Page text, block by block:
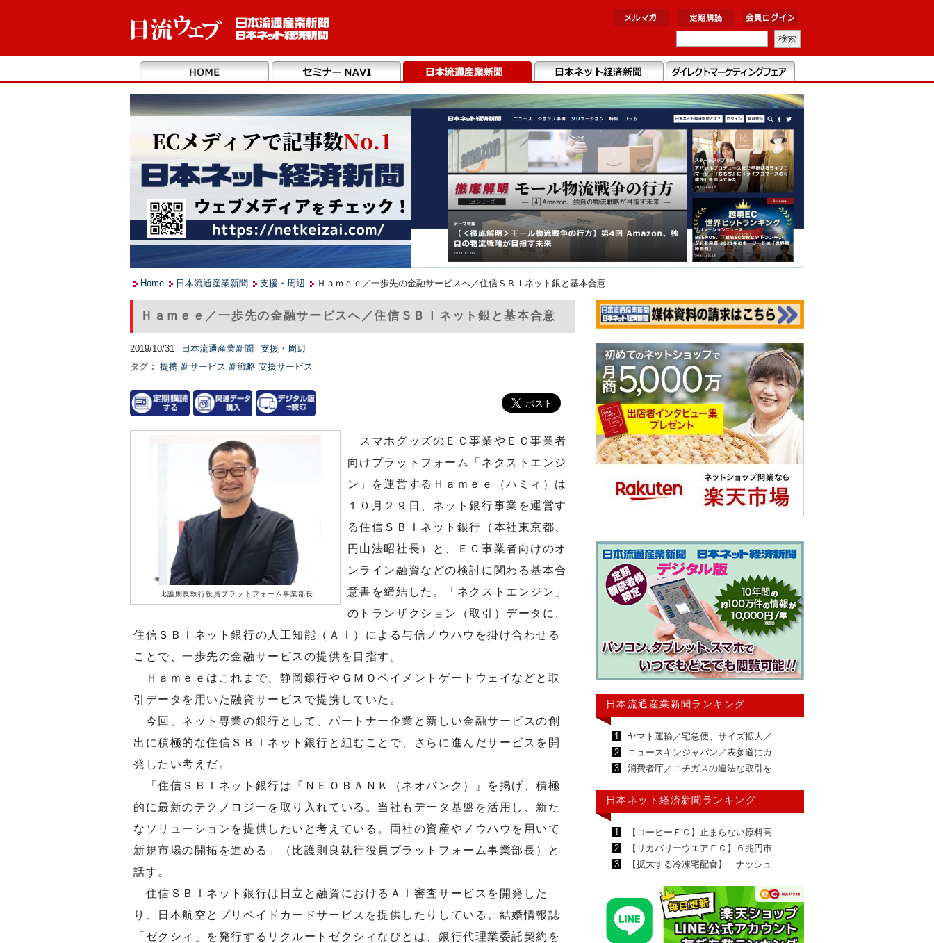
Home 日本流通産業新聞 支援・周辺 Ｈａｍｅｅ／一歩先の金融サービスへ／住信ＳＢＩネット銀と基本合意
Ｈａｍｅｅ／一歩先の金融サービスへ／住信ＳＢＩネット銀と基本合意
2019/10/31 日本流通産業新聞
支援・周辺
タグ： 提携 新サービス 新戦略 支援サービス
比護則良執行役員プラットフォーム事業部長
スマホグッズのＥＣ事業やＥＣ事業者
向けプラットフォーム「ネクストエンジ
ン」を運営するＨａｍｅｅ（ハミィ）は
１０月２９日、ネット銀行事業を運営す
る住信ＳＢＩネット銀行（本社東京都、
円山法昭社長）と、ＥＣ事業者向けのオ
ンライン融資などの検討に関わる基本合
意書を締結した。「ネクストエンジン」
のトランザクション（取引）データに、
住信ＳＢＩネット銀行の人工知能（ＡＩ）による与信ノウハウを掛け合わせる
ことで、一歩先の金融サービスの提供を目指す。
Ｈａｍｅｅはこれまで、静岡銀行やＧＭＯペイメントゲートウェイなどと取
引データを用いた融資サービスで提携していた。
今回、ネット専業の銀行として、パートナー企業と新しい金融サービスの創
出に積極的な住信ＳＢＩネット銀行と組むことで、さらに進んだサービスを開
発したい考えだ。
「住信ＳＢＩネット銀行は『ＮＥＯＢＡＮＫ（ネオバンク）』を掲げ、積極
的に最新のテクノロジーを取り入れている。当社もデータ基盤を活用し、新た
なソリューションを提供したいと考えている。両社の資産やノウハウを用いて
新規市場の開拓を進める」（比護則良執行役員プラットフォーム事業部長）と
話す。
住信ＳＢＩネット銀行は日立と融資におけるＡＩ審査サービスを開発した
り、日本航空とプリペイドカードサービスを提供したりしている。結婚情報誌
「ゼクシィ」を発行するリクルートゼクシィなびとは、銀行代理業委託契約を
日本流通産業新聞ランキング
1
ヤマト運輸／宅急便、サイズ拡大／…
2
ニュースキンジャパン／表参道にカ…
3
消費者庁／ニチガスの違法な取引を…
日本ネット経済新聞ランキング
1
【コーヒーＥＣ】止まらない原料高…
2
【リカバリーウエアＥＣ】６兆円市…
3
【拡大する冷凍宅配食】 ナッシュ…